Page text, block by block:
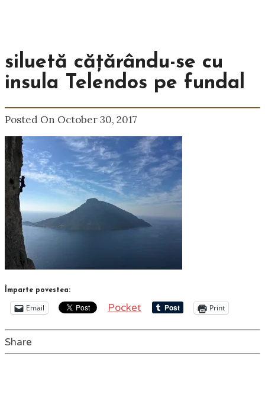
siluetă cățărându-se cu
insula Telendos pe fundal
Posted On October 30, 2017
Împarte povestea:
Email Pocket Print
Share